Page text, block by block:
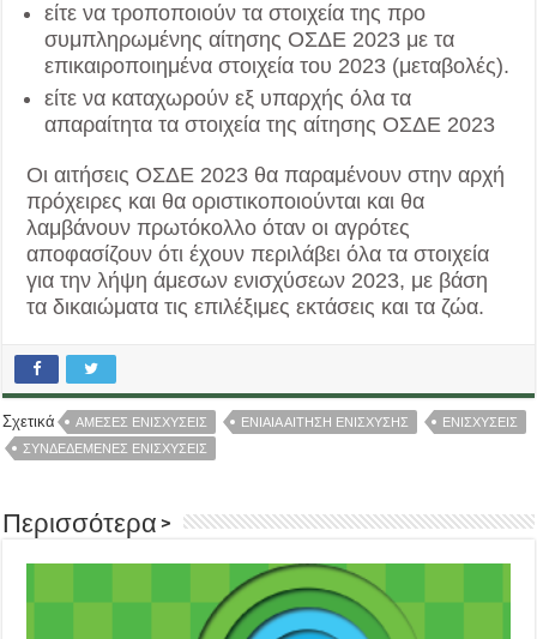
είτε να τροποποιούν τα στοιχεία της προ
συμπληρωμένης αίτησης ΟΣΔΕ 2023 με τα
επικαιροποιημένα στοιχεία του 2023 (μεταβολές).
είτε να καταχωρούν εξ υπαρχής όλα τα
απαραίτητα τα στοιχεία της αίτησης ΟΣΔΕ 2023
Οι αιτήσεις ΟΣΔΕ 2023 θα παραμένουν στην αρχή
πρόχειρες και θα οριστικοποιούνται και θα
λαμβάνουν πρωτόκολλο όταν οι αγρότες
αποφασίζουν ότι έχουν περιλάβει όλα τα στοιχεία
για την λήψη άμεσων ενισχύσεων 2023, με βάση
τα δικαιώματα τις επιλέξιμες εκτάσεις και τα ζώα.
Σχετικά ΑΜΕΣΕΣ ΕΝΙΣΧΥΣΕΙΣ ΕΝΙΑΙΑ ΑΙΤΗΣΗ ΕΝΙΣΧΥΣΗΣ
ΕΝΙΣΧΥΣΕΙΣ
ΣΥΝΔΕΔΕΜΕΝΕΣ ΕΝΙΣΧΥΣΕΙΣ
Περισσότερα >